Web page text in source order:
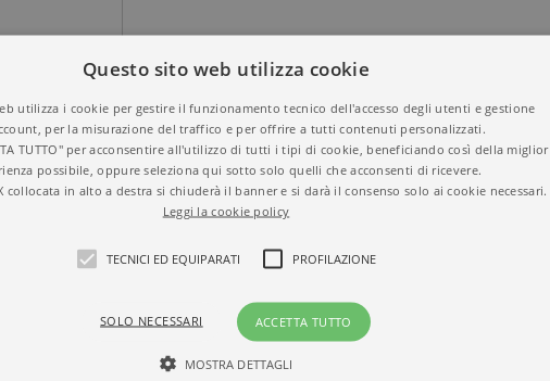
USA E GETTA
ISBN 9788833926476
Autore SERGE LATOUCHE
Collana TEMI
Anno 2015
Formato Brossura
N° di pagine 160
Questo sito web utilizza cookie
utilizza i cookie per gestire il funzionamento tecnico dell'accesso degli utenti e gestione
per la misurazione del traffico e per offrire a tutti contenuti personalizzati.
TUTTO" per acconsentire all'utilizzo di tutti i tipi di cookie, beneficiando così della miglior
possibile, oppure seleziona qui sotto solo quelli che acconsenti di ricevere.
collocata in alto a destra si chiuderà il banner e si darà il consenso solo ai cookie necessari.
Leggi la cookie policy
TECNICI ED EQUIPARATI PROFILAZIONE
ACCETTA TUTTO
SOLO NECESSARI
MOSTRA DETTAGLI